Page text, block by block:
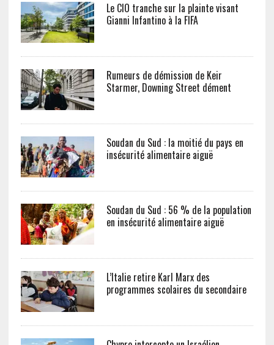
Le CIO tranche sur la plainte visant
Gianni Infantino à la FIFA
Rumeurs de démission de Keir
Starmer, Downing Street dément
Soudan du Sud : la moitié du pays en
insécurité alimentaire aiguë
Soudan du Sud : 56 % de la population
en insécurité alimentaire aiguë
L’Italie retire Karl Marx des
programmes scolaires du secondaire